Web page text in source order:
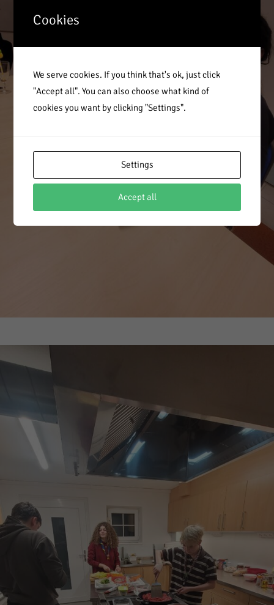
Cookies
We serve cookies. If you think that's ok, just click
"Accept all". You can also choose what kind of
cookies you want by clicking "Settings".
Settings
Accept all